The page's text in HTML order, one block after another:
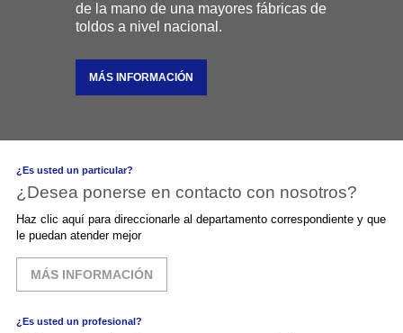
de la mano de una mayores fábricas de
toldos a nivel nacional.
MÁS INFORMACIÓN
¿Es usted un particular?
¿Desea ponerse en contacto con nosotros?
Haz clic aquí para direccionarle al departamento correspondiente y que
le puedan atender mejor
MÁS INFORMACIÓN
¿Es usted un profesional?